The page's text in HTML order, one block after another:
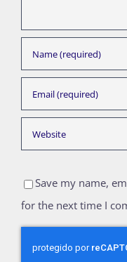
Save my name,
for the next time I